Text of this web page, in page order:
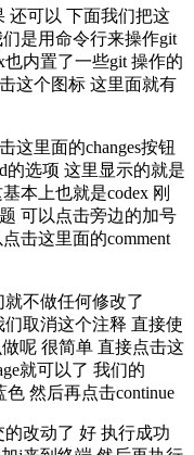
还可以 下面我们把这
是用命令行来操作git
内置了一些git 操作的
这个图标 这里面就有
这里面的changes按钮
的选项 这里显示的就是
本上也就是codex 刚
可以点击旁边的加号
击这里面的comment
不做任何修改了
取消这个注释 直接使
呢 很简单 直接点击这
就可以了 我们的
色 然后再点击continue
改动了 好 执行成功